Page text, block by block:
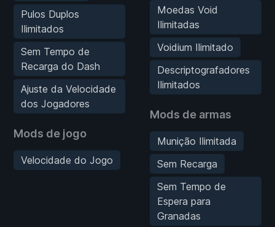
Pulos Duplos
Ilimitados
Sem Tempo de
Recarga do Dash
Ajuste da Velocidade
dos Jogadores
Mods de jogo
Velocidade do Jogo
Moedas Void
Ilimitadas
Voidium Ilimitado
Descriptografadores
Ilimitados
Mods de armas
Munição Ilimitada
Sem Recarga
Sem Tempo de
Espera para
Granadas